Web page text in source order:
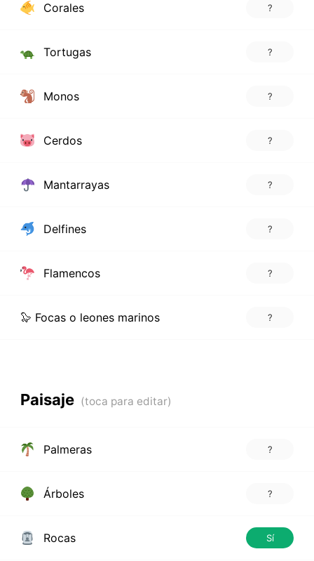
Corales ?
Tortugas ?
Monos ?
Cerdos ?
Mantarrayas ?
Delfines ?
Flamencos ?
🦭 Focas o leones marinos ?
Paisaje
Palmeras ?
Árboles ?
Rocas Sí